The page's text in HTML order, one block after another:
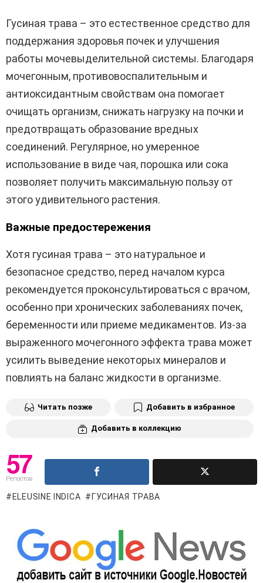
Гусиная трава – это естественное средство для
поддержания здоровья почек и улучшения
работы мочевыделительной системы. Благодаря
мочегонным, противовоспалительным и
антиоксидантным свойствам она помогает
очищать организм, снижать нагрузку на почки и
предотвращать образование вредных
соединений. Регулярное, но умеренное
использование в виде чая, порошка или сока
позволяет получить максимальную пользу от
этого удивительного растения.
Важные предостережения
Хотя гусиная трава – это натуральное и
безопасное средство, перед началом курса
рекомендуется проконсультироваться с врачом,
особенно при хронических заболеваниях почек,
беременности или приеме медикаментов. Из-за
выраженного мочегонного эффекта трава может
усилить выведение некоторых минералов и
повлиять на баланс жидкости в организме.
Читать позже Добавить в избранное
Добавить в коллекцию
57
Репостов
ELEUSINE INDICA ГУСИНАЯ ТРАВА